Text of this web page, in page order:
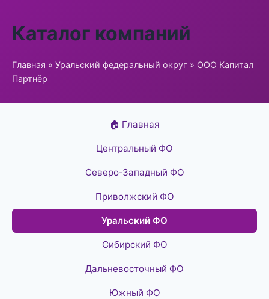
Каталог компаний
Главная » Уральский федеральный округ » ООО Капитал
Партнёр
🏠 Главная
Центральный ФО
Северо-Западный ФО
Приволжский ФО
Уральский ФО
Сибирский ФО
Дальневосточный ФО
Южный ФО